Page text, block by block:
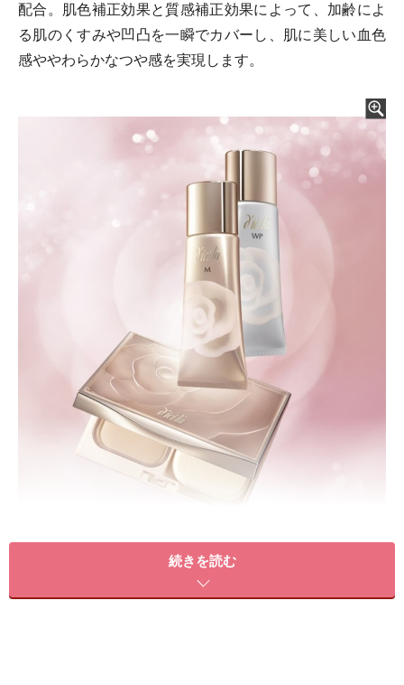
配合。肌色補正効果と質感補正効果によって、加齢によ
る肌のくすみや凹凸を一瞬でカバーし、肌に美しい血色
感ややわらかなつや感を実現します。
左から、「パウダーファンデーション」「クリームファンデ
ーション M」「クリームファンデーション WP」
続きを読む